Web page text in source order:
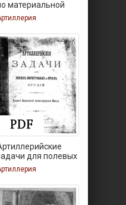
материальной
для полевых